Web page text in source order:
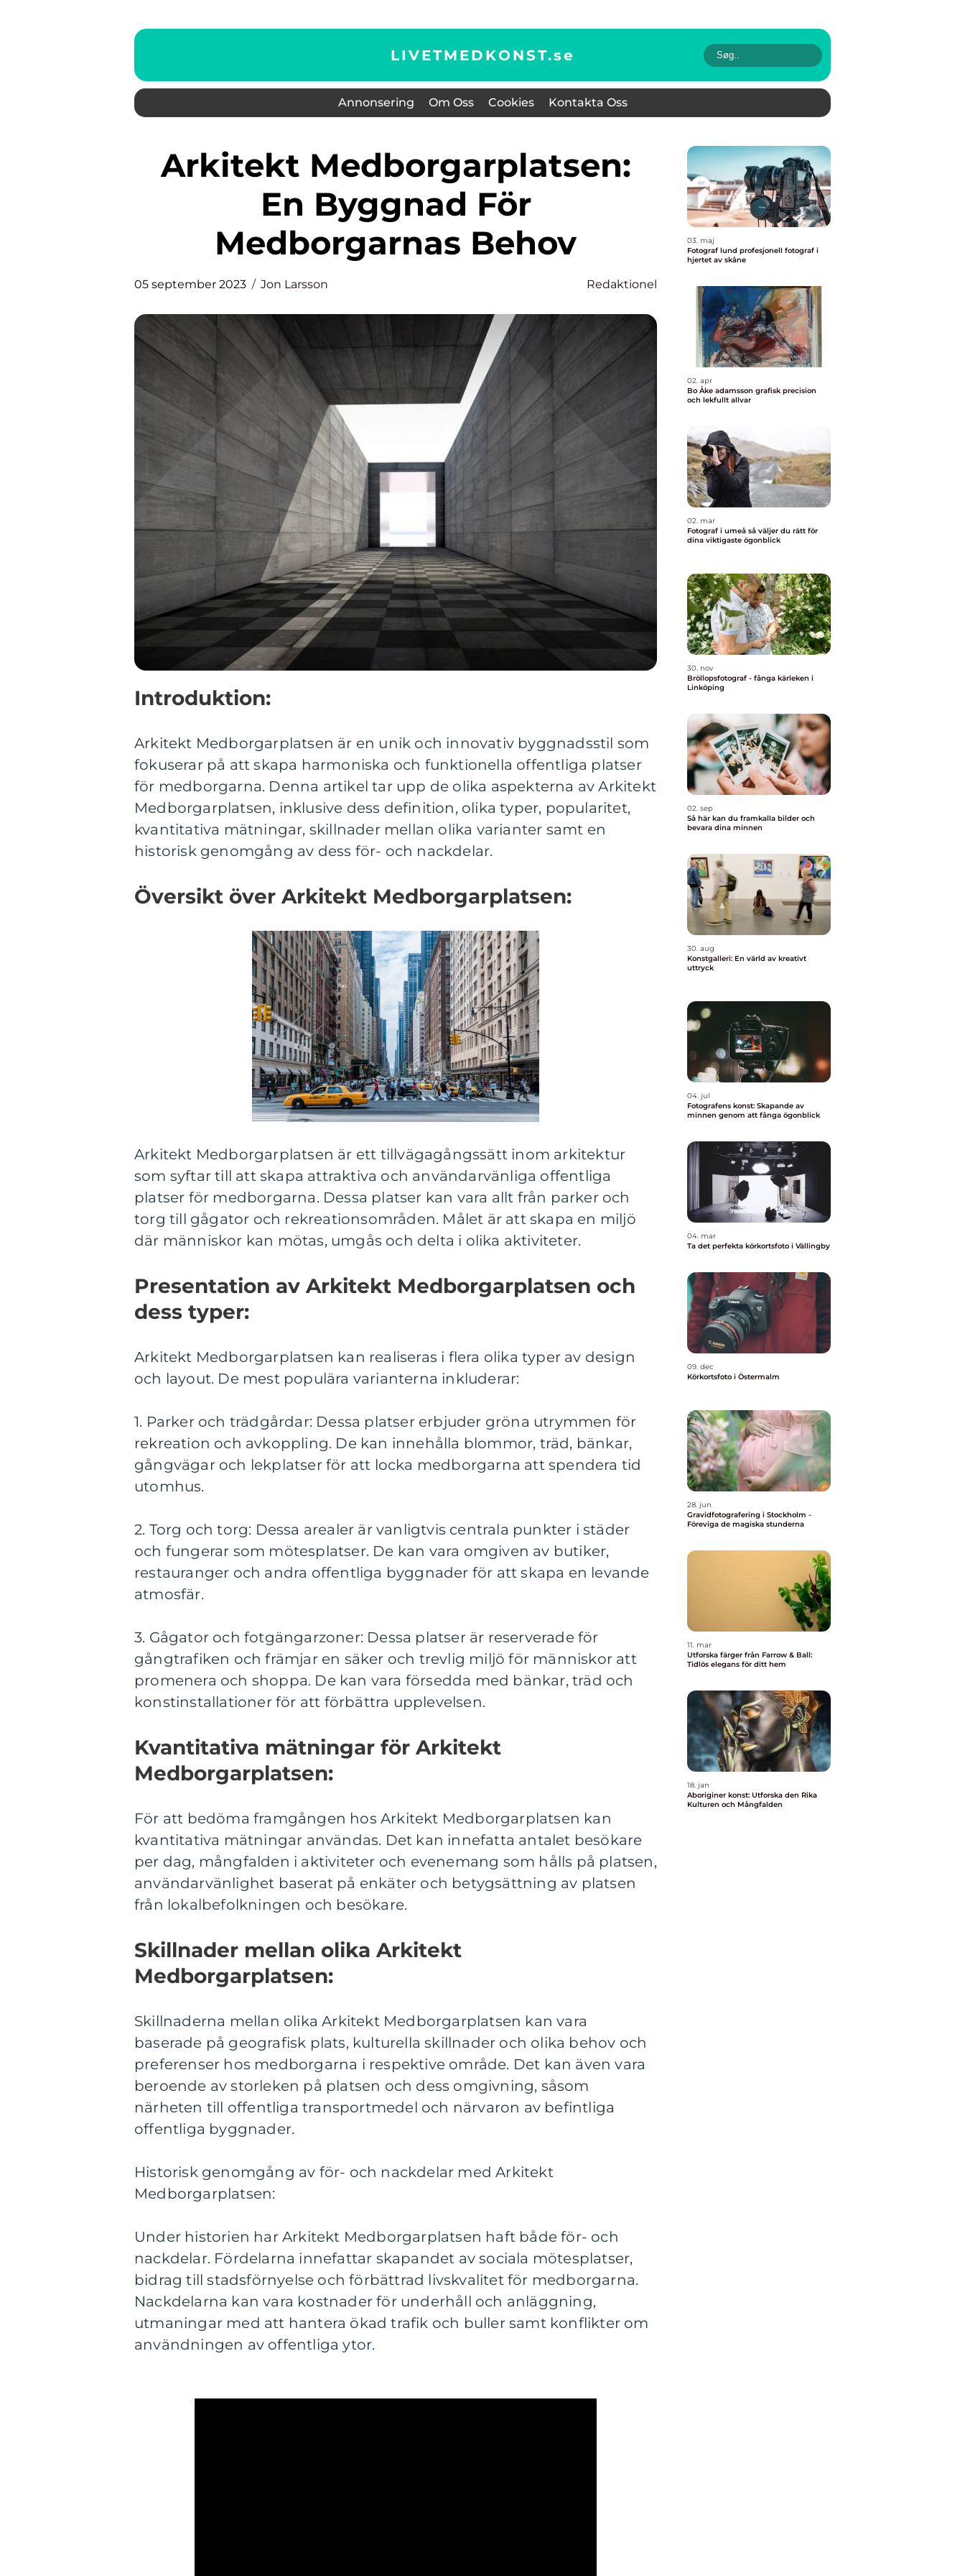
LIVETMEDKONST.se
Annonsering Om Oss Cookies Kontakta Oss
Arkitekt Medborgarplatsen:
En Byggnad För
Medborgarnas Behov
05 september 2023 Jon Larsson Redaktionel
Introduktion:
Arkitekt Medborgarplatsen är en unik och innovativ byggnadsstil som
fokuserar på att skapa harmoniska och funktionella offentliga platser
för medborgarna. Denna artikel tar upp de olika aspekterna av Arkitekt
Medborgarplatsen, inklusive dess definition, olika typer, popularitet,
kvantitativa mätningar, skillnader mellan olika varianter samt en
historisk genomgång av dess för- och nackdelar.
Översikt över Arkitekt Medborgarplatsen:
Arkitekt Medborgarplatsen är ett tillvägagångssätt inom arkitektur
som syftar till att skapa attraktiva och användarvänliga offentliga
platser för medborgarna. Dessa platser kan vara allt från parker och
torg till gågator och rekreationsområden. Målet är att skapa en miljö
där människor kan mötas, umgås och delta i olika aktiviteter.
Presentation av Arkitekt Medborgarplatsen och
dess typer:
Arkitekt Medborgarplatsen kan realiseras i flera olika typer av design
och layout. De mest populära varianterna inkluderar:
1. Parker och trädgårdar: Dessa platser erbjuder gröna utrymmen för
rekreation och avkoppling. De kan innehålla blommor, träd, bänkar,
gångvägar och lekplatser för att locka medborgarna att spendera tid
utomhus.
2. Torg och torg: Dessa arealer är vanligtvis centrala punkter i städer
och fungerar som mötesplatser. De kan vara omgiven av butiker,
restauranger och andra offentliga byggnader för att skapa en levande
atmosfär.
3. Gågator och fotgängarzoner: Dessa platser är reserverade för
gångtrafiken och främjar en säker och trevlig miljö för människor att
promenera och shoppa. De kan vara försedda med bänkar, träd och
konstinstallationer för att förbättra upplevelsen.
Kvantitativa mätningar för Arkitekt
Medborgarplatsen:
För att bedöma framgången hos Arkitekt Medborgarplatsen kan
kvantitativa mätningar användas. Det kan innefatta antalet besökare
per dag, mångfalden i aktiviteter och evenemang som hålls på platsen,
användarvänlighet baserat på enkäter och betygsättning av platsen
från lokalbefolkningen och besökare.
Skillnader mellan olika Arkitekt
Medborgarplatsen:
Skillnaderna mellan olika Arkitekt Medborgarplatsen kan vara
baserade på geografisk plats, kulturella skillnader och olika behov och
preferenser hos medborgarna i respektive område. Det kan även vara
beroende av storleken på platsen och dess omgivning, såsom
närheten till offentliga transportmedel och närvaron av befintliga
offentliga byggnader.
Historisk genomgång av för- och nackdelar med Arkitekt
Medborgarplatsen:
Under historien har Arkitekt Medborgarplatsen haft både för- och
nackdelar. Fördelarna innefattar skapandet av sociala mötesplatser,
bidrag till stadsförnyelse och förbättrad livskvalitet för medborgarna.
Nackdelarna kan vara kostnader för underhåll och anläggning,
utmaningar med att hantera ökad trafik och buller samt konflikter om
användningen av offentliga ytor.
03. maj
Fotograf lund profesjonell fotograf i
hjertet av skåne
02. apr
Bo Åke adamsson grafisk precision
och lekfullt allvar
02. mar
Fotograf i umeå så väljer du rätt för
dina viktigaste ögonblick
30. nov
Bröllopsfotograf - fånga kärleken i
Linköping
02. sep
Så här kan du framkalla bilder och
bevara dina minnen
30. aug
Konstgalleri: En värld av kreativt
uttryck
04. jul
Fotografens konst: Skapande av
minnen genom att fånga ögonblick
04. mar
Ta det perfekta körkortsfoto i Vällingby
09. dec
Körkortsfoto i Östermalm
28. jun
Gravidfotografering i Stockholm -
Föreviga de magiska stunderna
11. mar
Utforska färger från Farrow & Ball:
Tidlös elegans för ditt hem
18. jan
Aboriginer konst: Utforska den Rika
Kulturen och Mångfalden